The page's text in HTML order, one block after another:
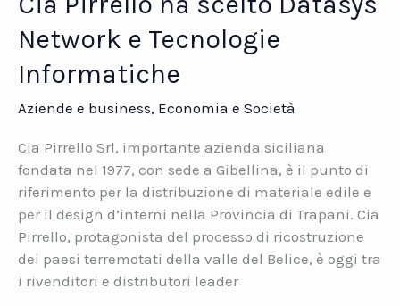
Network e Tecnologie
Informatiche
Aziende e business, Economia e Società
Cia Pirrello Srl, importante azienda siciliana
fondata nel 1977, con sede a Gibellina, è il punto di
riferimento per la distribuzione di materiale edile e
per il design d’interni nella Provincia di Trapani. Cia
Pirrello, protagonista del processo di ricostruzione
dei paesi terremotati della valle del Belice, è oggi tra
i rivenditori e distributori leader